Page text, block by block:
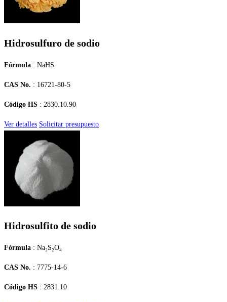
Hidrosulfuro de sodio
Fórmula : NaHS
CAS No. : 16721-80-5
Código HS : 2830.10.90
Ver detalles Solicitar presupuesto
Hidrosulfito de sodio
Fórmula : Na₂S₂O₄
CAS No. : 7775-14-6
Código HS : 2831.10